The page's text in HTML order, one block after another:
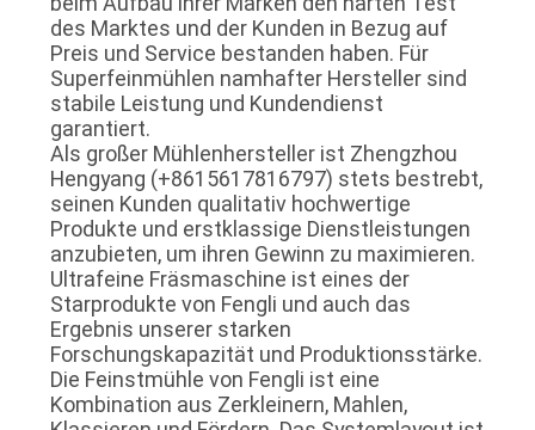
des Marktes und der Kunden in Bezug auf
Preis und Service bestanden haben. Für
Superfeinmühlen namhafter Hersteller sind
stabile Leistung und Kundendienst
garantiert.
Als großer Mühlenhersteller ist Zhengzhou
Hengyang (+8615617816797) stets bestrebt,
seinen Kunden qualitativ hochwertige
Produkte und erstklassige Dienstleistungen
anzubieten, um ihren Gewinn zu maximieren.
Ultrafeine Fräsmaschine ist eines der
Starprodukte von Fengli und auch das
Ergebnis unserer starken
Forschungskapazität und Produktionsstärke.
Die Feinstmühle von Fengli ist eine
Kombination aus Zerkleinern, Mahlen,